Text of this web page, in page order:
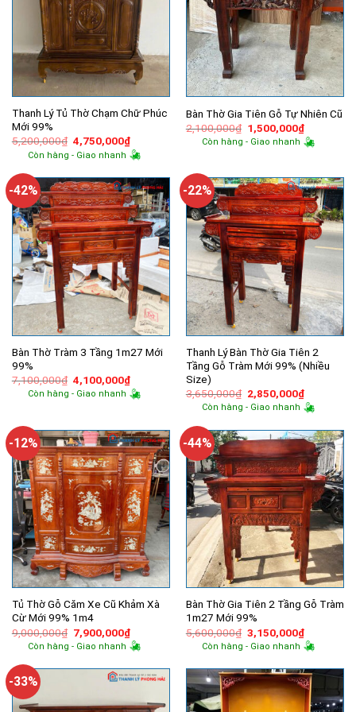
Thanh Lý Tủ Thờ Chạm Chữ Phúc
Mới 99%
5,200,000₫ Giá
gốc
là:
4,750,000₫Giá
hiện
tại
4,750,000₫.
Còn hàng - Giao nhanh
Bàn Thờ Gia Tiên Gỗ Tự Nhiên Cũ
2,100,000₫ Giá
gốc
là:
1,500,000₫Giá
hiện
tại
Còn hàng - Giao nhanh
-42%
Bàn Thờ Tràm 3 Tầng 1m27 Mới
99%
7,100,000₫ Giá
gốc
là:
4,100,000₫Giá
hiện
tại
Còn hàng - Giao nhanh
-22%
Thanh Lý Bàn Thờ Gia Tiên 2
Tầng Gỗ Tràm Mới 99% (Nhiều
Size)
3,650,000₫ Giá
gốc
là:
2,850,000₫Giá
hiện
tại
Còn hàng - Giao nhanh
-12%
Tủ Thờ Gỗ Căm Xe Cũ Khảm Xà
Cừ Mới 99% 1m4
9,000,000₫ Giá
gốc
là:
7,900,000₫Giá
hiện
tại
7,900,000₫.
Còn hàng - Giao nhanh
-44%
Bàn Thờ Gia Tiên 2 Tầng Gỗ Tràm
1m27 Mới 99%
5,600,000₫ Giá
gốc
là:
3,150,000₫Giá
hiện
tại
Còn hàng - Giao nhanh
-33%